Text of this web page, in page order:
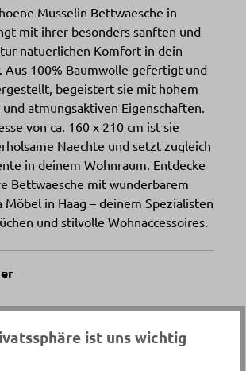
Musselin Bettwaesche in
mit ihrer besonders sanften und
natuerlichen Komfort in dein
Aus 100% Baumwolle gefertigt und
begeistert sie mit hohem
atmungsaktiven Eigenschaften.
von ca. 160 x 210 cm ist sie
Naechte und setzt zugleich
in deinem Wohnraum. Entdecke
Bettwaesche mit wunderbarem
in Haag – deinem Spezialisten
und stilvolle Wohnaccessoires.
ist uns wichtig